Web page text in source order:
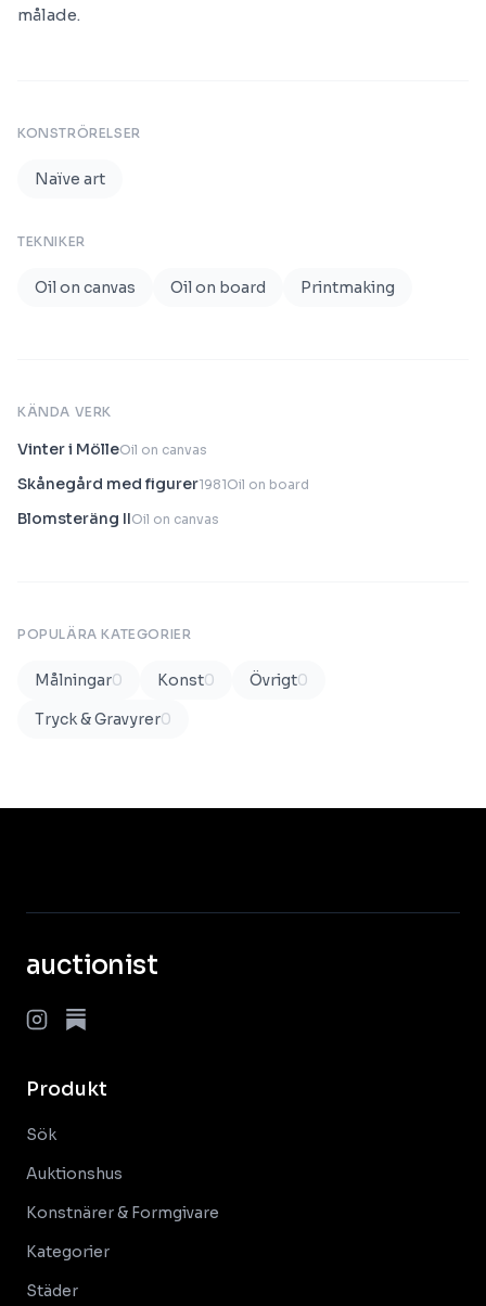
målade.
KONSTRÖRELSER
Naïve art
TEKNIKER
Oil on canvas Oil on board Printmaking
KÄNDA VERK
Vinter i MölleOil on canvas
Skånegård med figurer1981Oil on board
Blomsteräng IIOil on canvas
POPULÄRA KATEGORIER
Målningar0 Konst0 Övrigt0
Tryck & Gravyrer0
auctionist
Produkt
Sök
Auktionshus
Konstnärer & Formgivare
Kategorier
Städer